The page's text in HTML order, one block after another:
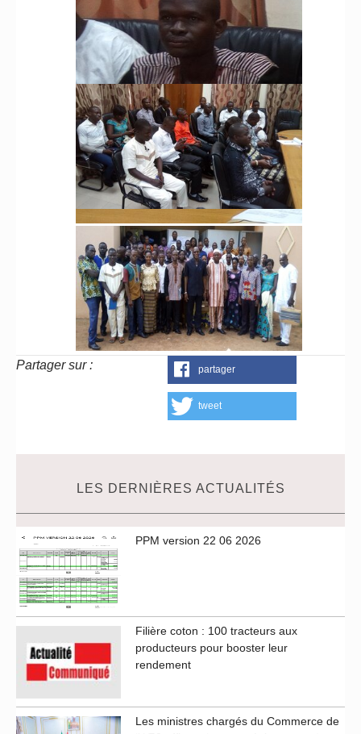
Partager sur : partager
tweet
LES DERNIÈRES ACTUALITÉS
PPM version 22 06 2026
Filière coton : 100 tracteurs aux
producteurs pour booster leur
rendement
Les ministres chargés du Commerce de